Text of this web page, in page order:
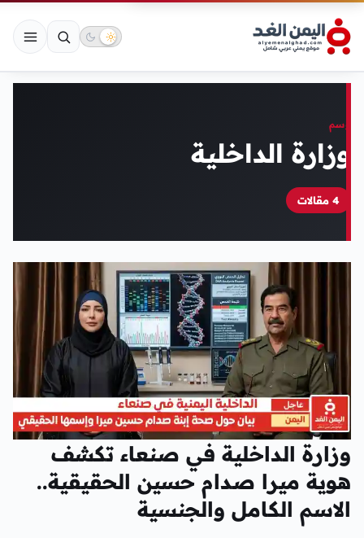
وسم
وزارة الداخلية
4 مقالات
وزارة الداخلية في صنعاء تكشف
هوية ميرا صدام حسين الحقيقية..
الاسم الكامل والجنسية